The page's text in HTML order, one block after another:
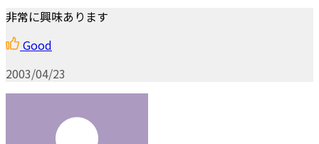
非常に興味あります
Good
2003/04/23